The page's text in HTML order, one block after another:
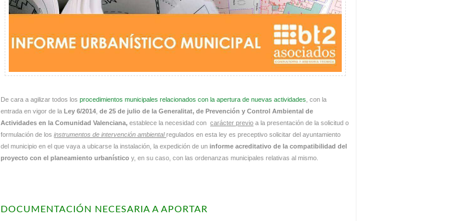
De cara a agilizar todos losprocedimientos municipales relacionados con la apertura de nuevas actividades , con la
entrada en vigor de la Ley 6/2014 ,de 25 de julio de la Generalitat, de Prevención y Control Ambiental de
Actividades en la Comunidad Valenciana,establece la necesidad concarácter previo a la presentación de la solicitud o
formulación de losinstrumentos de intervención ambientalregulados en esta ley es preceptivo solicitar del ayuntamiento
del municipio en el que vaya a ubicarse la instalación, la expedición de uninforme acreditativo de la compatibilidad del
proyecto con el planeamiento urbanístico y, en su caso, con las ordenanzas municipales relativas al mismo.
DOCUMENTACIÓN NECESARIA A APORTAR